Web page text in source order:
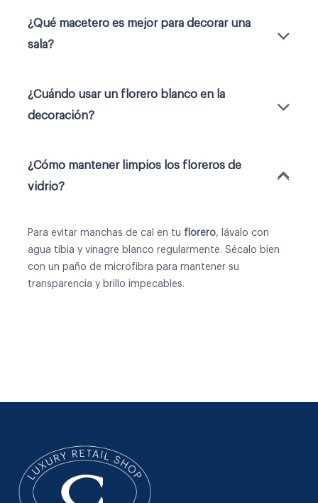
¿Qué macetero es mejor para decorar una
sala?
¿Cuándo usar un florero blanco en la
decoración?
¿Cómo mantener limpios los floreros de
vidrio?
Para evitar manchas de cal en tu florero, lávalo con
agua tibia y vinagre blanco regularmente. Sécalo bien
con un paño de microfibra para mantener su
transparencia y brillo impecables.